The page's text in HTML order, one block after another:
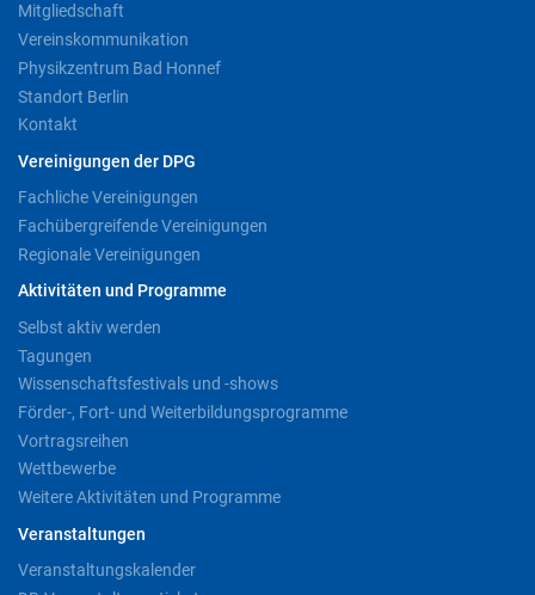
Mitgliedschaft
Vereinskommunikation
Physikzentrum Bad Honnef
Standort Berlin
Kontakt
Vereinigungen der DPG
Fachliche Vereinigungen
Fachübergreifende Vereinigungen
Regionale Vereinigungen
Aktivitäten und Programme
Selbst aktiv werden
Tagungen
Wissenschaftsfestivals und -shows
Förder-, Fort- und Weiterbildungsprogramme
Vortragsreihen
Wettbewerbe
Weitere Aktivitäten und Programme
Veranstaltungen
Veranstaltungskalender